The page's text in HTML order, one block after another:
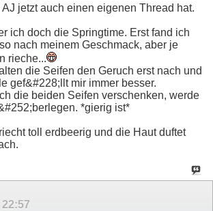
jetzt auch einen eigenen Thread hat.
ich doch die Springtime. Erst fand ich
nach meinem Geschmack, aber je
rieche...
die Seifen den Geruch erst nach und
gef&#228;llt mir immer besser.
die beiden Seifen verschenken, werde
*gierig ist*
toll erdbeerig und die Haut duftet
22:57